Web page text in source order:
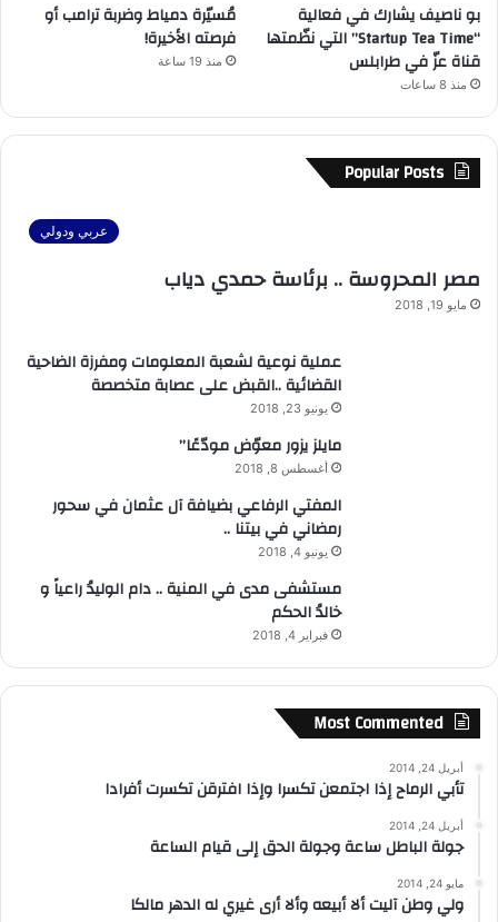
بو ناصيف يشارك في فعالية
“Startup Tea Time” التي نظّمتها
قناة عزّ في طرابلس
منذ 8 ساعات
مُسيّرة دمياط وضربة ترامب أو
فرصته الأخيرة!
منذ 19 ساعة
Popular Posts
عربي ودولي
مصر المحروسة .. برئاسة حمدي دياب
مايو 19, 2018
عملية نوعية لشعبة المعلومات ومفرزة الضاحية
القضائية ..القبض على عصابة متخصصة
يونيو 23, 2018
مايلز يزور معوّض مودّعًا”
أغسطس 8, 2018
المفتي الرفاعي بضيافة آل عثمان في سحور
رمضاني في بيتنا ..
يونيو 4, 2018
مستشفى مدى في المنية .. دام الوليدُ راعياً و
خالدُ الحكم
فبراير 4, 2018
Most Commented
أبريل 24, 2014
تأبي الرماح إذا اجتمعن تكسرا وإذا افترقن تكسرت أفرادا
أبريل 24, 2014
جولة الباطل ساعة وجولة الحق إلى قيام الساعة
مايو 24, 2014
ولي وطن آليت ألا أبيعه وألا أرى غيري له الدهر مالكا